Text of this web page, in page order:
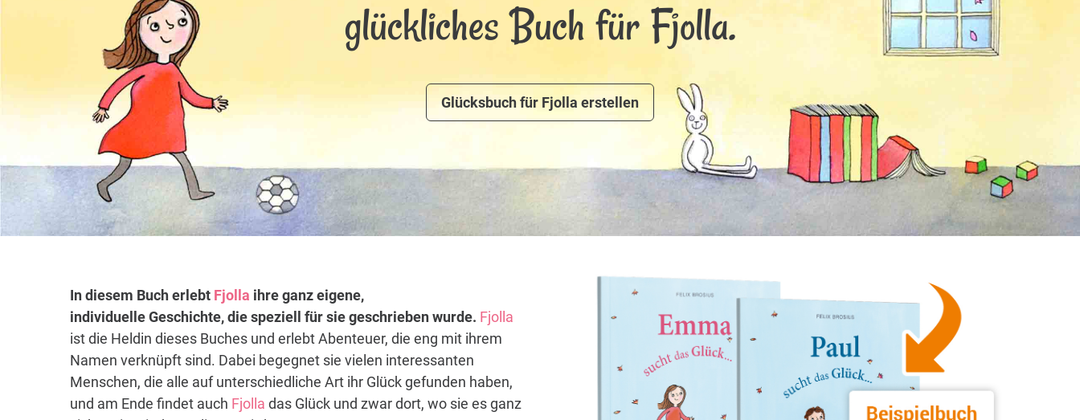
glückliches Buch für Fjolla.
Glücksbuch für Fjolla erstellen
In diesem Buch erlebt Fjolla ihre ganz eigene,
individuelle Geschichte, die speziell für sie geschrieben wurde. Fjolla
ist die Heldin dieses Buches und erlebt Abenteuer, die eng mit ihrem
Namen verknüpft sind. Dabei begegnet sie vielen interessanten
Menschen, die alle auf unterschiedliche Art ihr Glück gefunden haben,
und am Ende findet auch Fjolla das Glück und zwar dort, wo sie es ganz